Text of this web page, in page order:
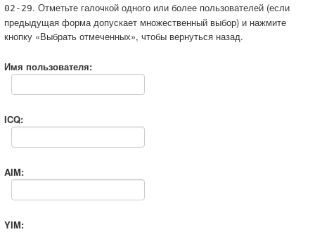
02-29. Отметьте галочкой одного или более пользователей (если
предыдущая форма допускает множественный выбор) и нажмите
кнопку «Выбрать отмеченных», чтобы вернуться назад.
Имя пользователя:
ICQ:
AIM:
YIM: